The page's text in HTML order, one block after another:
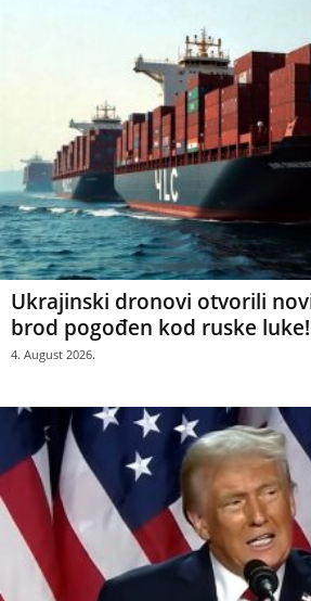
Ukrajinski dronovi otvorili
brod pogođen kod ruske luke!
4. August 2026.